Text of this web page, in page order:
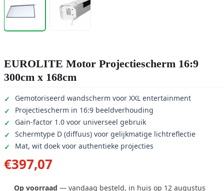
EUROLITE Motor Projectiescherm 16:9
300cm x 168cm
Gemotoriseerd wandscherm voor XXL entertainment
Projectiescherm in 16:9 beeldverhouding
Gain-factor 1.0 voor universeel gebruik
Schermtype D (diffuus) voor gelijkmatige lichtreflectie
Mat, wit doek voor authentieke projecties
€397,07
Op voorraad — vandaag besteld, in huis op 12 augustus